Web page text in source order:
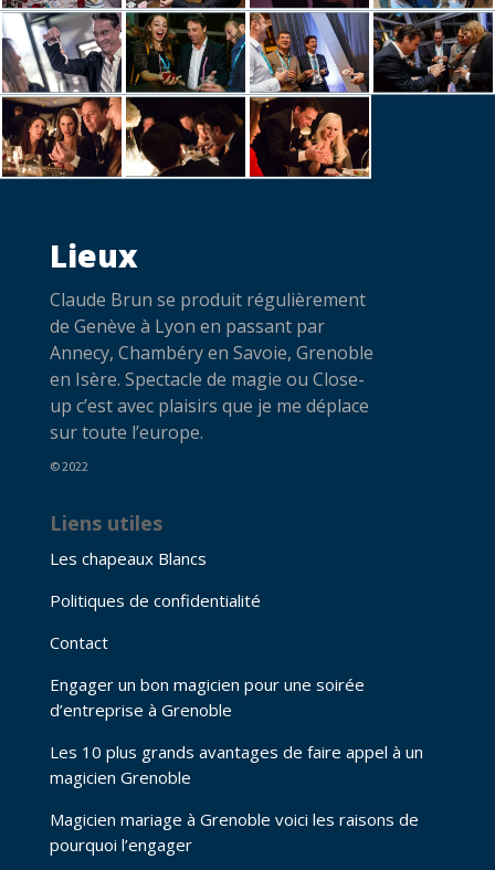
Lieux
Claude Brun se produit régulièrement
de Genève à Lyon en passant par
Annecy, Chambéry en Savoie, Grenoble
en Isère. Spectacle de magie ou Close-
up c’est avec plaisirs que je me déplace
sur toute l’europe.
© 2022
Liens utiles
Les chapeaux Blancs
Politiques de confidentialité
Contact
Engager un bon magicien pour une soirée
d’entreprise à Grenoble
Les 10 plus grands avantages de faire appel à un
magicien Grenoble
Magicien mariage à Grenoble voici les raisons de
pourquoi l’engager